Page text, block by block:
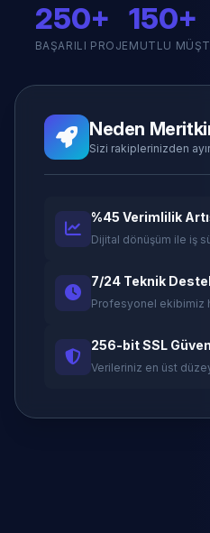
250+
BAŞARILI PROJE
150+
MUTLU
Neden
Sizi rakiplerinizden
%45 Verimlilik
Dijital dönüşüm ile iş
7/24 Teknik
Profesyonel ekibimiz
256-bit SSL
Verileriniz en üst